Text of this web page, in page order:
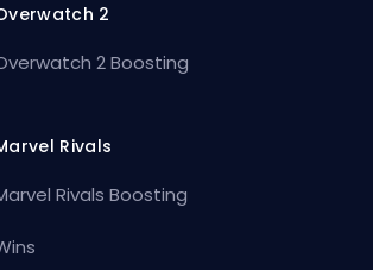
2
2 Boosting
Rivals
Rivals Boosting